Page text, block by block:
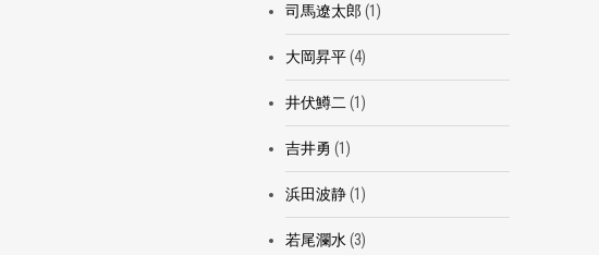
司馬遼太郎 (1)
大岡昇平(4)
井伏鱒二 (1)
吉井勇 (1)
浜田波静(1)
若尾瀾水 (3)